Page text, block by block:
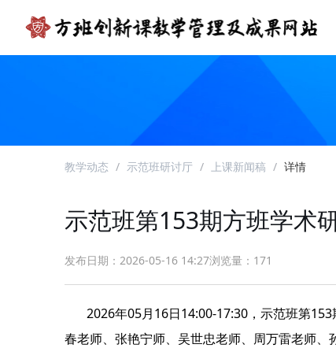
教学动态 / 示范班研讨厅 / 上课新闻稿 / 详情
示范班第153期方班学术
发布日期：2026-05-16 14:27浏览量：171
春老师、张艳宁师、吴世忠老师、周万雷老师